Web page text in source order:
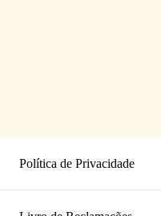
Política de Privacidade